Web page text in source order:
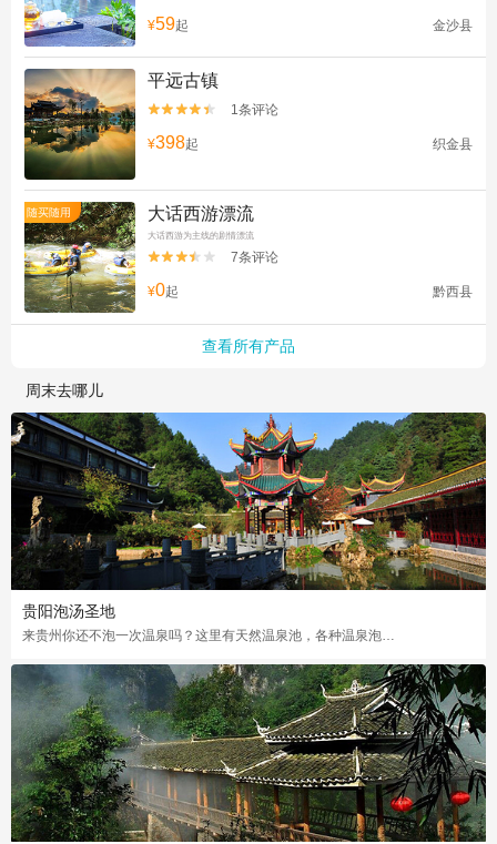
¥59起 金沙县
平远古镇

 1条评论
¥398起 织金县
随买随用 大话西游漂流
大话西游为主线的剧情漂流

 7条评论
¥0起 黔西县
查看所有产品
周末去哪儿
贵阳泡汤圣地
来贵州你还不泡一次温泉吗？这里有天然温泉池，各种温泉泡法让你的皮肤不再干痒